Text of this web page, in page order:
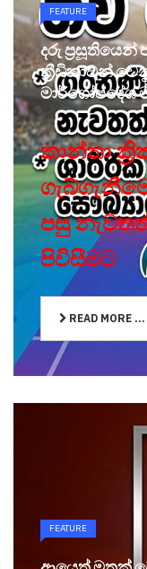
FEATURE
දරු ප්‍රසූතියෙන්
ක්‍රීඩිකාවන්
මාර්ගෝපදේශ
කාන්තා
පසු
පිවිසීමට
READ MORE ...
FEATURE